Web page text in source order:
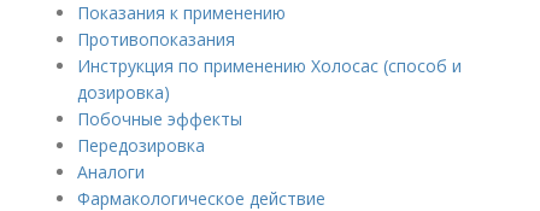
Показания к применению
Противопоказания
Инструкция по применению Холосас (способ и
дозировка)
Побочные эффекты
Передозировка
Аналоги
Фармакологическое действие